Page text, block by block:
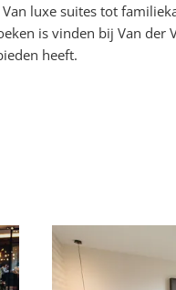
luxe suites tot
is vinden bij Van der
heeft.